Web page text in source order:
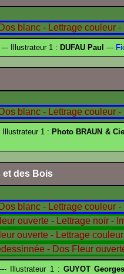
--- Illustrateur 1 : DUFAU Paul ---
1 : Photo BRAUN &
et des Bois
Illustrateur 1 : GUYOT